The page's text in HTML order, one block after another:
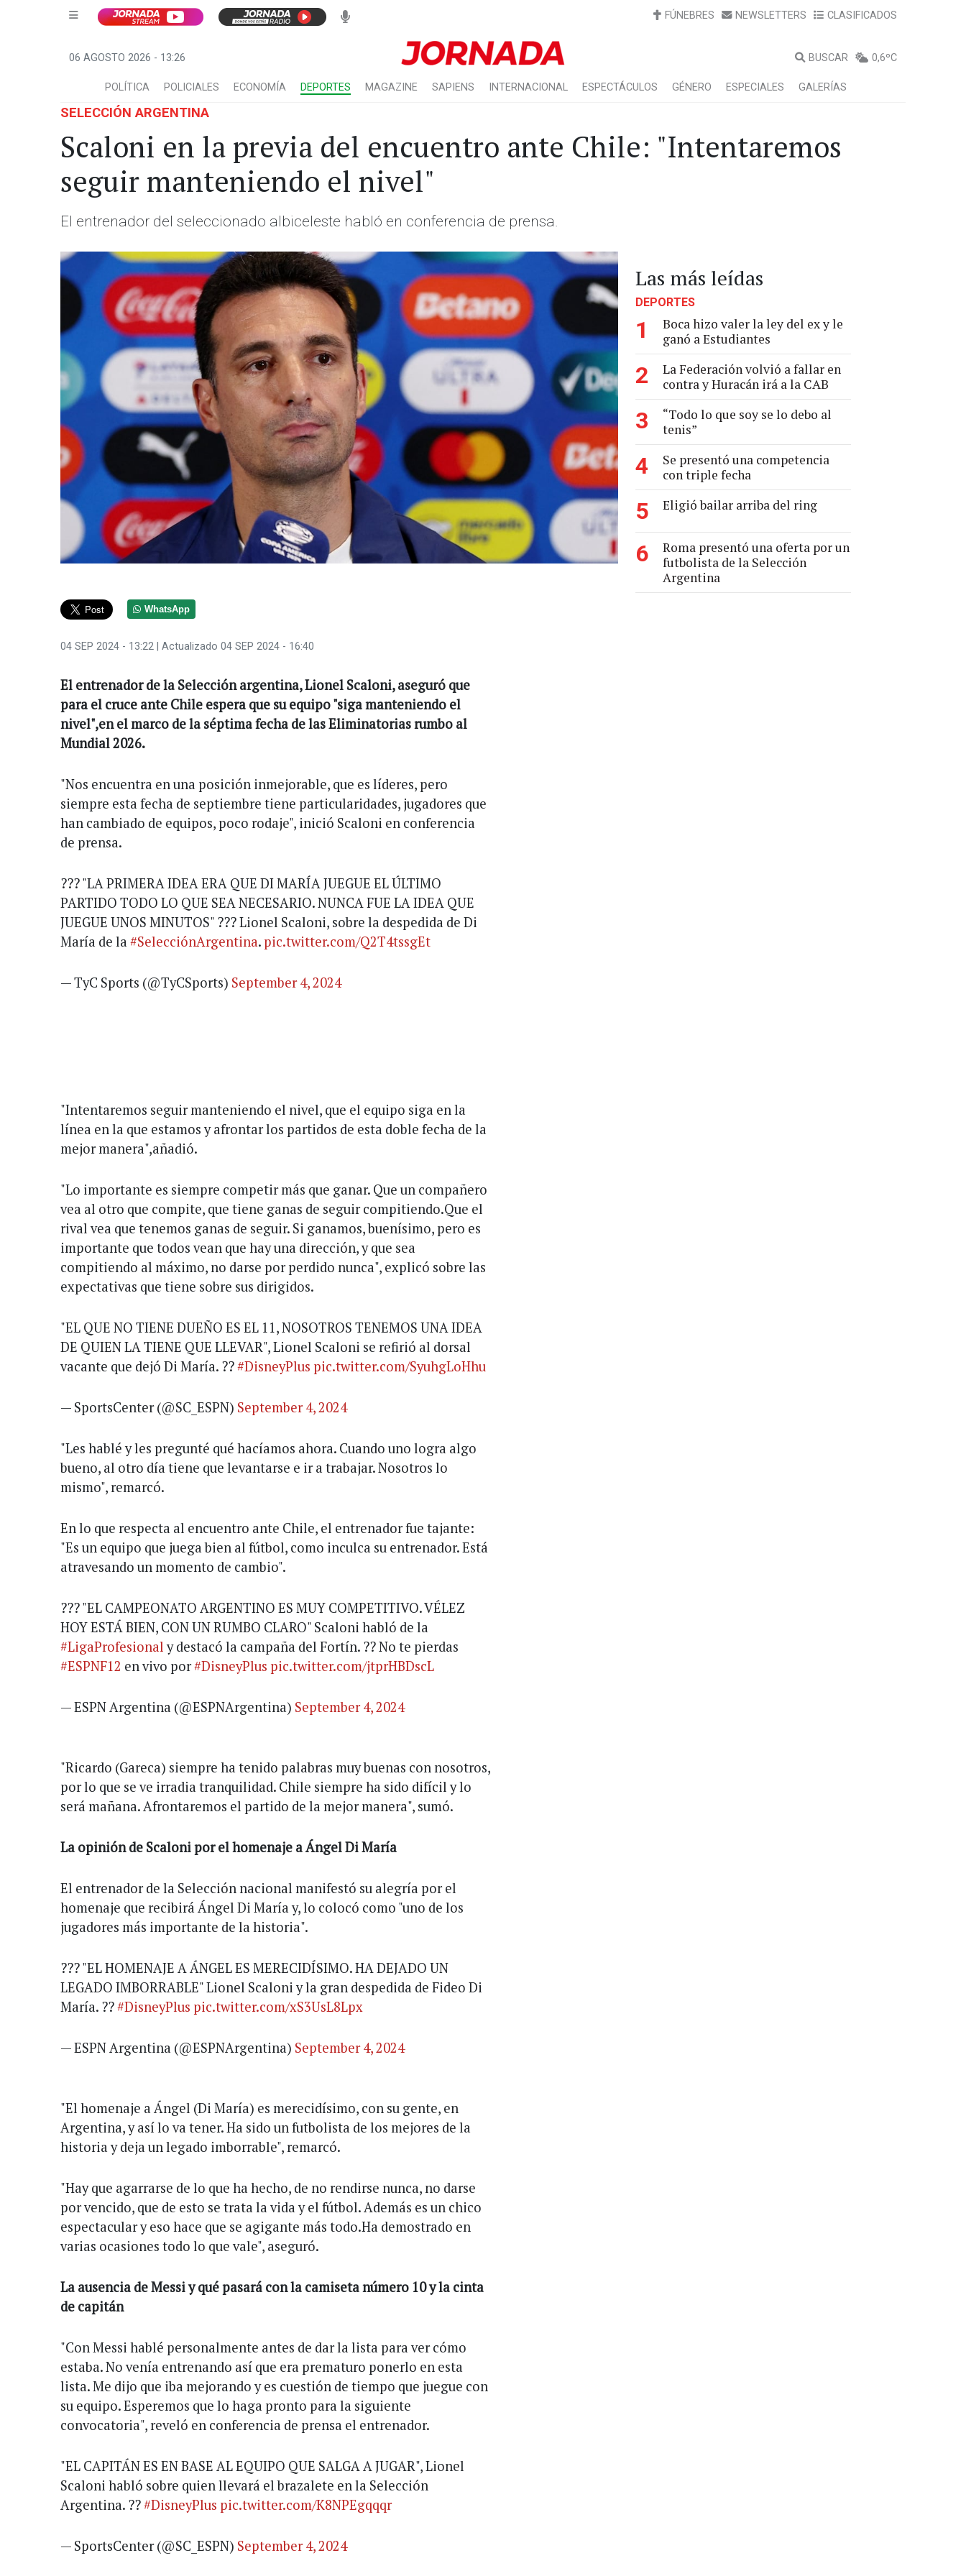
FÚNEBRES NEWSLETTERS CLASIFICADOS
06 AGOSTO 2026 - 13:26 BUSCAR 0,6ºC
POLÍTICA POLICIALES ECONOMÍA DEPORTES MAGAZINE SAPIENS INTERNACIONAL ESPECTÁCULOS GÉNERO ESPECIALES GALERÍAS
SELECCIÓN ARGENTINA
Scaloni en la previa del encuentro ante Chile: "Intentaremos
seguir manteniendo el nivel"
El entrenador del seleccionado albiceleste habló en conferencia de prensa.
WhatsApp
04 SEP 2024 - 13:22 | Actualizado 04 SEP 2024 - 16:40
El entrenador de la Selección argentina, Lionel Scaloni, aseguró que
para el cruce ante Chile espera que su equipo "siga manteniendo el
nivel",en el marco de la séptima fecha de las Eliminatorias rumbo al
Mundial 2026.
"Nos encuentra en una posición inmejorable, que es líderes, pero
siempre esta fecha de septiembre tiene particularidades, jugadores que
han cambiado de equipos, poco rodaje", inició Scaloni en conferencia
de prensa.
??? "LA PRIMERA IDEA ERA QUE DI MARÍA JUEGUE EL ÚLTIMO
PARTIDO TODO LO QUE SEA NECESARIO. NUNCA FUE LA IDEA QUE
JUEGUE UNOS MINUTOS" ??? Lionel Scaloni, sobre la despedida de Di
María de la #SelecciónArgentina. pic.twitter.com/Q2T4tssgEt
— TyC Sports (@TyCSports) September 4, 2024
"Intentaremos seguir manteniendo el nivel, que el equipo siga en la
línea en la que estamos y afrontar los partidos de esta doble fecha de la
mejor manera",añadió.
"Lo importante es siempre competir más que ganar. Que un compañero
vea al otro que compite, que tiene ganas de seguir compitiendo.Que el
rival vea que tenemos ganas de seguir. Si ganamos, buenísimo, pero es
importante que todos vean que hay una dirección, y que sea
compitiendo al máximo, no darse por perdido nunca", explicó sobre las
expectativas que tiene sobre sus dirigidos.
"EL QUE NO TIENE DUEÑO ES EL 11, NOSOTROS TENEMOS UNA IDEA
DE QUIEN LA TIENE QUE LLEVAR", Lionel Scaloni se refirió al dorsal
vacante que dejó Di María. ??#DisneyPlus pic.twitter.com/SyuhgLoHhu
— SportsCenter (@SC_ESPN) September 4, 2024
"Les hablé y les pregunté qué hacíamos ahora. Cuando uno logra algo
bueno, al otro día tiene que levantarse e ir a trabajar. Nosotros lo
mismo", remarcó.
En lo que respecta al encuentro ante Chile, el entrenador fue tajante:
"Es un equipo que juega bien al fútbol, como inculca su entrenador. Está
atravesando un momento de cambio".
??? "EL CAMPEONATO ARGENTINO ES MUY COMPETITIVO. VÉLEZ
HOY ESTÁ BIEN, CON UN RUMBO CLARO" Scaloni habló de la
#LigaProfesionaly destacó la campaña del Fortín. ?? No te pierdas
#ESPNF12 en vivo por#DisneyPlus pic.twitter.com/jtprHBDscL
— ESPN Argentina (@ESPNArgentina) September 4, 2024
"Ricardo (Gareca) siempre ha tenido palabras muy buenas con nosotros,
por lo que se ve irradia tranquilidad. Chile siempre ha sido difícil y lo
será mañana. Afrontaremos el partido de la mejor manera", sumó.
La opinión de Scaloni por el homenaje a Ángel Di María
El entrenador de la Selección nacional manifestó su alegría por el
homenaje que recibirá Ángel Di María y, lo colocó como "uno de los
jugadores más importante de la historia".
??? "EL HOMENAJE A ÁNGEL ES MERECIDÍSIMO. HA DEJADO UN
LEGADO IMBORRABLE" Lionel Scaloni y la gran despedida de Fideo Di
María. ??#DisneyPlus pic.twitter.com/xS3UsL8Lpx
— ESPN Argentina (@ESPNArgentina) September 4, 2024
"El homenaje a Ángel (Di María) es merecidísimo, con su gente, en
Argentina, y así lo va tener. Ha sido un futbolista de los mejores de la
historia y deja un legado imborrable", remarcó.
"Hay que agarrarse de lo que ha hecho, de no rendirse nunca, no darse
por vencido, que de esto se trata la vida y el fútbol. Además es un chico
espectacular y eso hace que se agigante más todo.Ha demostrado en
varias ocasiones todo lo que vale", aseguró.
La ausencia de Messi y qué pasará con la camiseta número 10 y la cinta
de capitán
"Con Messi hablé personalmente antes de dar la lista para ver cómo
estaba. No venía entrenando así que era prematuro ponerlo en esta
lista. Me dijo que iba mejorando y es cuestión de tiempo que juegue con
su equipo. Esperemos que lo haga pronto para la siguiente
convocatoria", reveló en conferencia de prensa el entrenador.
"EL CAPITÁN ES EN BASE AL EQUIPO QUE SALGA A JUGAR", Lionel
Scaloni habló sobre quien llevará el brazalete en la Selección
Argentina. ??#DisneyPlus pic.twitter.com/K8NPEgqqqr
— SportsCenter (@SC_ESPN) September 4, 2024
Las más leídas
DEPORTES
1
Boca hizo valer la ley del ex y le
ganó a Estudiantes
2
La Federación volvió a fallar en
contra y Huracán irá a la CAB
3
“Todo lo que soy se lo debo al
tenis”
4
Se presentó una competencia
con triple fecha
5 Eligió bailar arriba del ring
6
Roma presentó una oferta por un
futbolista de la Selección
Argentina